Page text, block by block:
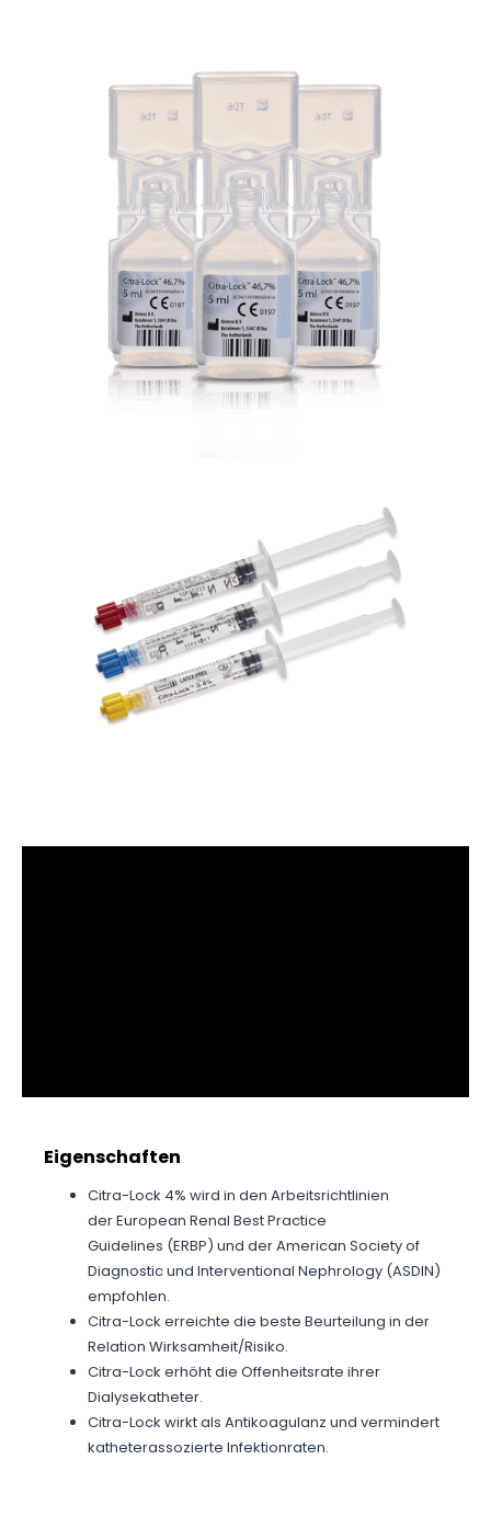
Eigenschaften
Citra-Lock 4% wird in den Arbeitsrichtlinien
der European Renal Best Practice
Guidelines (ERBP) und der American Society of
Diagnostic und Interventional Nephrology (ASDIN)
empfohlen.
Citra-Lock erreichte die beste Beurteilung in der
Relation Wirksamheit/Risiko.
Citra-Lock erhöht die Offenheitsrate ihrer
Dialysekatheter.
Citra-Lock wirkt als Antikoagulanz und vermindert
katheterassozierte Infektionraten.